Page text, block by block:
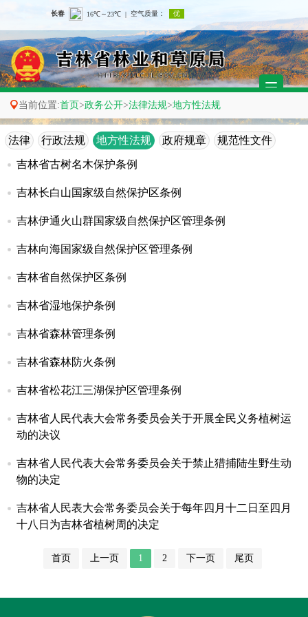
当前位置:首页>政务公开>法律法规>地方性法规
法律 行政法规 地方性法规 政府规章 规范性文件
吉林省古树名木保护条例
吉林长白山国家级自然保护区条例
吉林伊通火山群国家级自然保护区管理条例
吉林向海国家级自然保护区管理条例
吉林省自然保护区条例
吉林省湿地保护条例
吉林省森林管理条例
吉林省森林防火条例
吉林省松花江三湖保护区管理条例
吉林省人民代表大会常务委员会关于开展全民义务植树运
动的决议
吉林省人民代表大会常务委员会关于禁止猎捕陆生野生动
物的决定
吉林省人民表大会常务委员会关于每年四月十二日至四月
十八日为吉林省植树周的决定
首页 上一页 1 2 下一页 尾页